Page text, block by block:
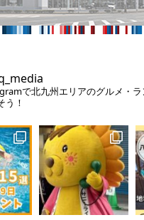
で北九州エリアのグルメ・
う！